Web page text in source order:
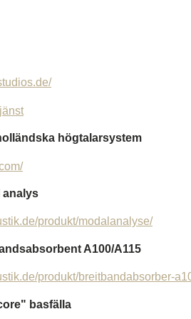
högtalarsystem
analys
produkt/modalanalyse/
A100/A115
produkt/breitbandabsorber-
basfälla